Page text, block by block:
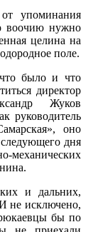
упоминания
воочию нужно
целина на
поле.
было и что
директор
Жуков
руководитель
оно
дня
механических
и дальних,
не исключено,
бы по